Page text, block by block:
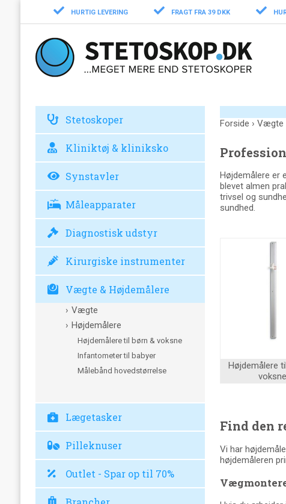
HURTIG LEVERING FRAGT FRA 39 DKK
Stetoskoper
Kliniktøj & kliniksko
Synstavler
Måleapparater
Diagnostisk udstyr
Kirurgiske instrumenter
Vægte & Højdemålere
Vægte
Højdemålere
Højdemålere til børn & voksne
Infantometer til babyer
Målebånd hovedstørrelse
Lægetasker
Pilleknuser
Outlet - Spar op til 70%
Forside › Vægte
Højdemålere er
blevet almen
trivsel og
sundhed.
Højdemålere
voksne
Find den
Vi har
højdemåleren